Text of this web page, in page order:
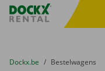
Fratello DEMO
U bevindt zich hier:
van
Dockx.be naar
Bestelwagens